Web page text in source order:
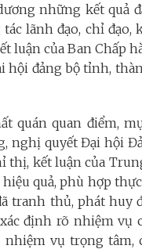
những kết quả
lãnh đạo, chỉ
luận của Ban Chấp
hội đảng bộ tỉnh,
quán quan điểm,
nghị quyết Đại hội
thị, kết luận của
quả, phù hợp
tranh thủ, phát huy
định rõ nhiệm vụ
vụ trọng tâm,